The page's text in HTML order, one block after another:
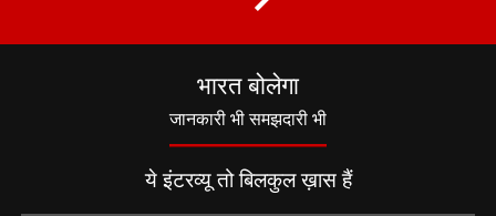
भारत बोलेगा
जानकारी भी समझदारी भी
ये इंटरव्यू तो बिलकुल ख़ास हैं